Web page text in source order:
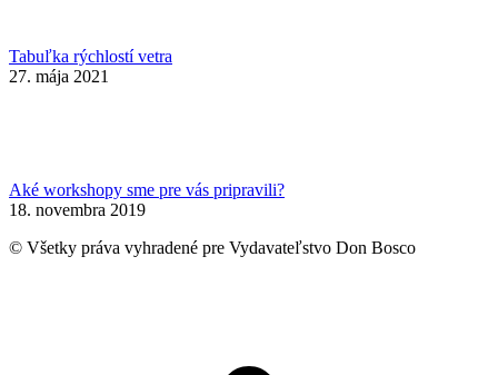
Tabuľka rýchlostí vetra
27. mája 2021
Aké workshopy sme pre vás pripravili?
18. novembra 2019
© Všetky práva vyhradené pre Vydavateľstvo Don Bosco